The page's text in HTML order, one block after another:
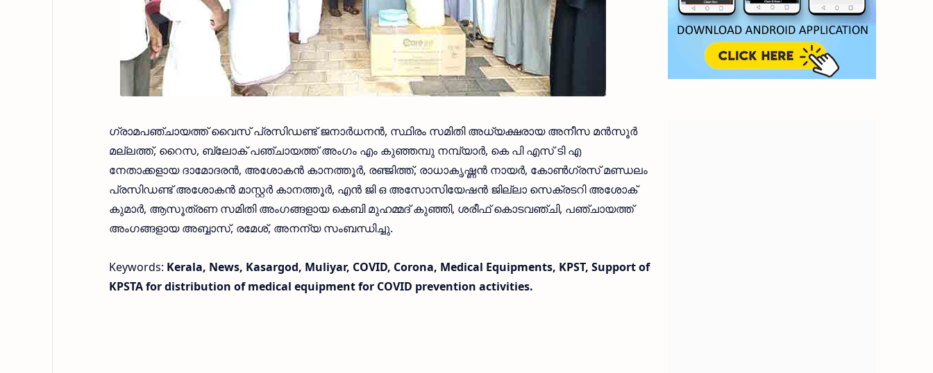
ഗ്രാമപഞ്ചായത്ത് വൈസ് പ്രസിഡണ്ട് ജനാർധനൻ, സ്ഥിരം സമിതി അധ്യക്ഷരായ അനീസ മൻസൂർ
മല്ലത്ത്, റൈസ, ബ്ലോക് പഞ്ചായത്ത് അംഗം എം കുഞ്ഞമ്പു നമ്പ്യാർ, കെ പി എസ് ടി എ
നേതാക്കളായ ദാമോദരൻ, അശോകൻ കാനത്തൂർ, രഞ്ജിത്ത്, രാധാകൃഷ്ണൻ നായർ, കോൺഗ്രസ് മണ്ഡലം
പ്രസിഡണ്ട് അശോകൻ മാസ്റ്റർ കാനത്തൂർ, എൻ ജി ഒ അസോസിയേഷൻ ജില്ലാ സെക്രടറി അശോക്
കുമാർ, ആസൂത്രണ സമിതി അംഗങ്ങളായ കെബി മുഹമ്മദ് കുഞ്ഞി, ശരീഫ് കൊടവഞ്ചി, പഞ്ചായത്ത്
അംഗങ്ങളായ അബ്ബാസ്, രമേശ്, അനന്യ സംബന്ധിച്ചു.
Keywords: Kerala, News, Kasargod, Muliyar, COVID, Corona, Medical Equipments, KPST, Support of
KPSTA for distribution of medical equipment for COVID prevention activities.